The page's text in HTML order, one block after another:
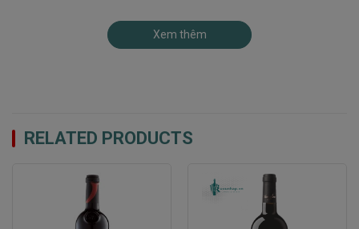
Clone 446 được đánh giá cao nhờ khả năng tạo ra
Cấu trúc cân bằng.
Khả năng phát triển hương vị phức hợp.
Xem thêm
RELATED PRODUCTS